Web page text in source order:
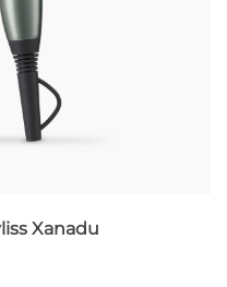
Xanadu